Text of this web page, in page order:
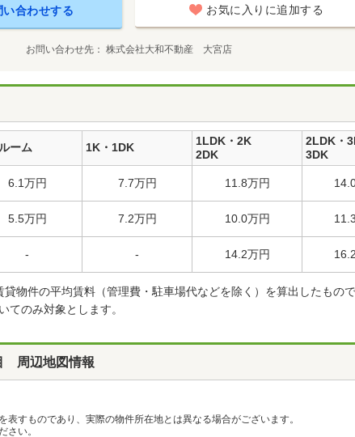
い合わせする お気に入りに追加する
お問い合わせ先 株式会社大和不動産 大宮店
ーム 1K・1DK
1LDK・2K
2DK
2LDK・
3DK
6.1万円 7.7万円 11.8万円
5.5万円 7.2万円 10.0万円
- - 14.2万円
物件の平均賃料（管理費・駐車場代などを除く）を算出したもの
てのみ対象とします。
周辺地図情報
すものであり、実際の物件所在地とは異なる場合がございます。
さい。